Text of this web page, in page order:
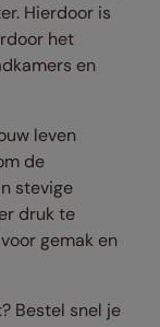
Hierdoor is
het
en
leven
de
stevige
druk te
gemak en
Bestel snel je